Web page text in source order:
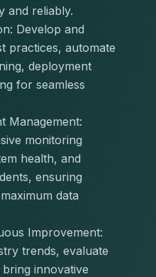
and reliably.
Develop and
practices, automate
deployment
for seamless
Management:
monitoring
health, and
ensuring
data
Improvement:
trends, evaluate
innovative